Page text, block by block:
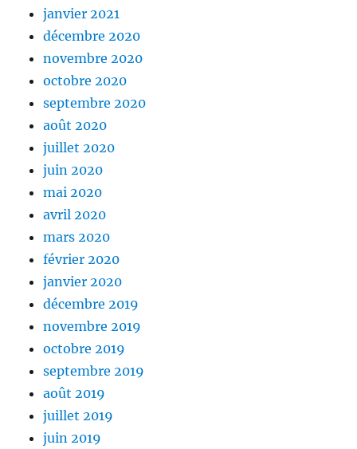
janvier 2021
décembre 2020
novembre 2020
octobre 2020
septembre 2020
août 2020
juillet 2020
juin 2020
mai 2020
avril 2020
mars 2020
février 2020
janvier 2020
décembre 2019
novembre 2019
octobre 2019
septembre 2019
août 2019
juillet 2019
juin 2019